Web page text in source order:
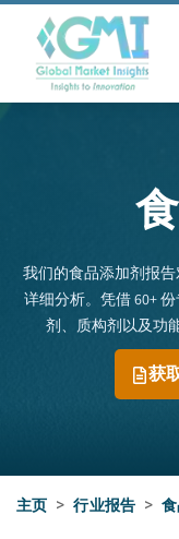
我们的食品添加剂报
详细分析。凭借 60+
剂、质构剂以及功
获
主页 > 行业报告 >